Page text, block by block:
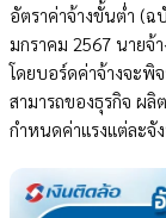
อัตราค่าจ้างขั้นต่ำ (
มกราคม 2567 นายจ้
โดยบอร์ดค่าจ้างจะพิ
สามารถของธุรกิจ ผลิ
กำหนดค่าแรงแต่ละจั